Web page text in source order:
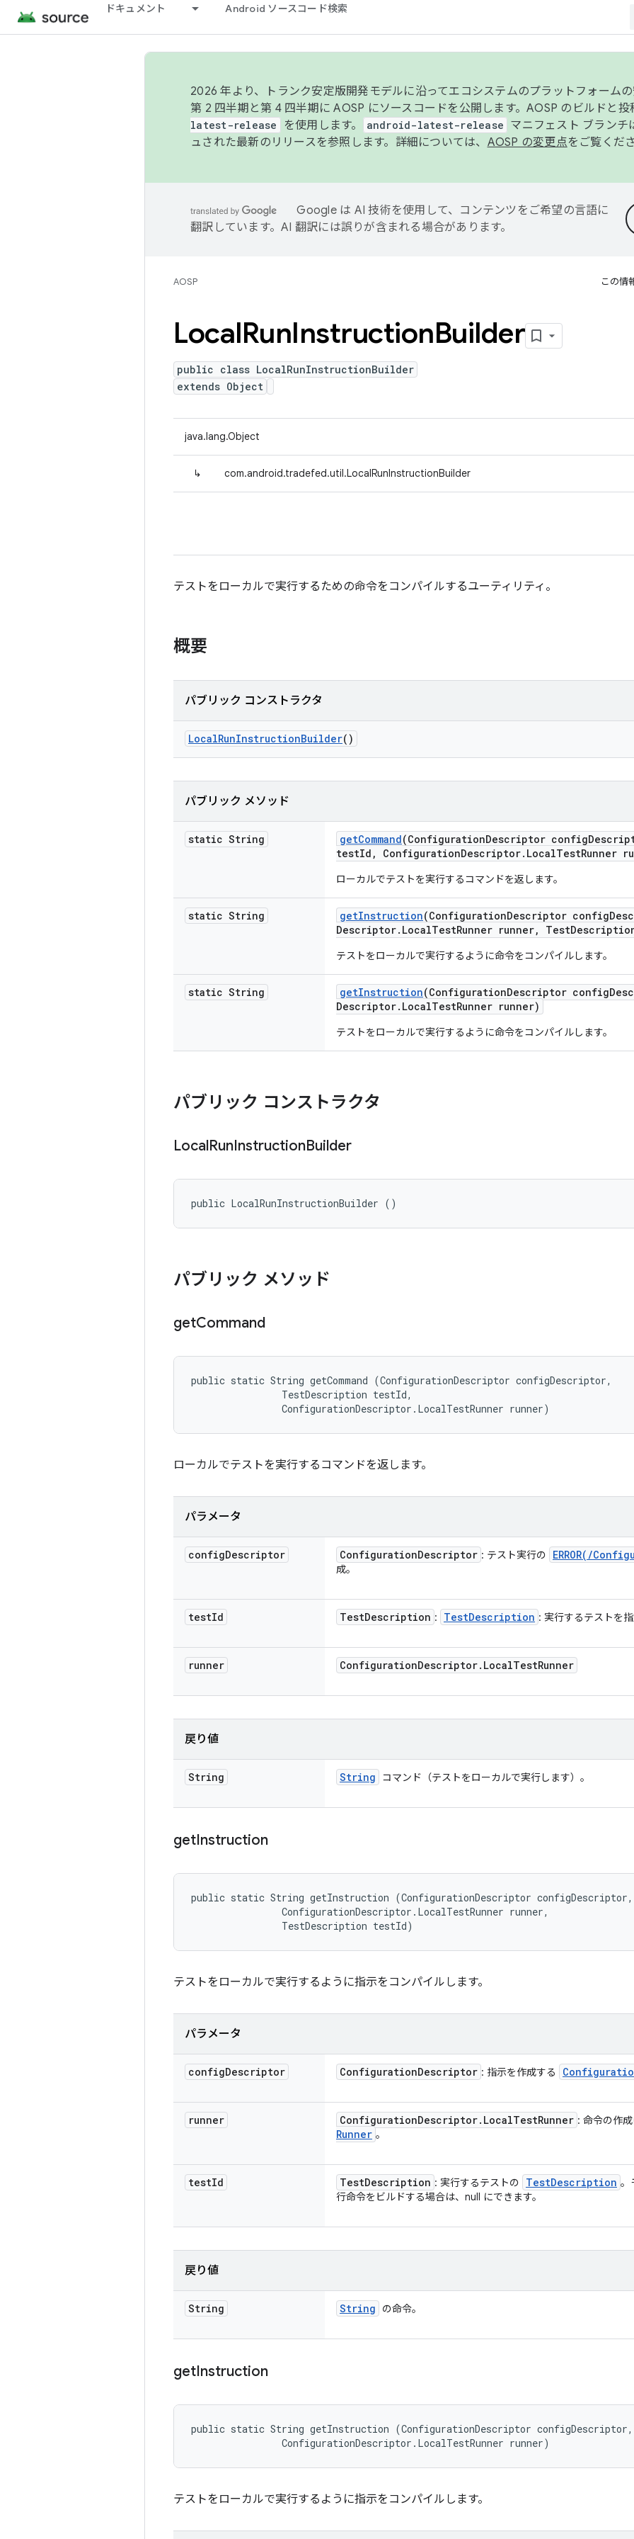
ドキュメント Android ソースコード検索
2026 年より、トランク安定版開発モデルに沿ってエコシステムのプラットフォームの
第 2 四半期と第 4 四半期に AOSP にソースコードを公開します。AOSP のビルドと投
latest-release
を使用します。 android-latest-release マニフェスト ブランチ
ュされた最新のリリースを参照します。詳細については、 AOSP の変更点をご覧くだ
Google は AI 技術を使用して、コンテンツをご希望の言語に
翻訳しています。AI 翻訳には誤りが含まれる場合があります。
AOSP この情
LocalRunInstructionBuilder
public class LocalRunInstructionBuilder
extends Object
java.lang.Object
↳ com.android.tradefed.util.LocalRunInstructionBuilder
テストをローカルで実行するための命令をコンパイルするユーティリティ。
概要
パブリック コンストラクタ
LocalRunInstructionBuilder()
パブリック メソッド
static String getCommand(ConfigurationDescriptor config
testId , ConfigurationDescriptor. LocalTestRunner
ローカルでテストを実行するコマンドを返します。
static String getInstruction(ConfigurationDescriptor config
Descriptor. LocalTestRunner runner, Test
テストをローカルで実行するように命令をコンパイルします。
static String getInstruction(ConfigurationDescriptor config
Descriptor. LocalTestRunner runner)
テストをローカルで実行するように命令をコンパイルします。
パブリック コンストラクタ
LocalRunInstructionBuilder
public LocalRunInstructionBuilder ()
パブリック メソッド
getCommand
public static String getCommand (ConfigurationDescriptor configDescriptor,
                TestDescription testId,
                ConfigurationDescriptor.LocalTestRunner runner)
ローカルでテストを実行するコマンドを返します。
パラメータ
configDescriptor ConfigurationDescriptor : テスト実行の ERROR( /
成。
testId TestDescription : TestDescription : 実行するテストを指
runner ConfigurationDescriptor. LocalTestRunner
戻り値
String String コマンド（テストをローカルで実行します）。
getInstruction
public static String getInstruction (ConfigurationDescriptor configDescriptor,
                ConfigurationDescriptor.LocalTestRunner runner,
                TestDescription testId)
テストをローカルで実行するように指示をコンパイルします。
パラメータ
configDescriptor ConfigurationDescriptor : 指示を作成する
runner ConfigurationDescriptor. LocalTestRunner : 命令の作
Runner 。
testId TestDescription : 実行するテストの TestDescription 。
行命令をビルドする場合は、null にできます。
戻り値
String String の命令。
getInstruction
public static String getInstruction (ConfigurationDescriptor configDescriptor,
                ConfigurationDescriptor.LocalTestRunner runner)
テストをローカルで実行するように指示をコンパイルします。